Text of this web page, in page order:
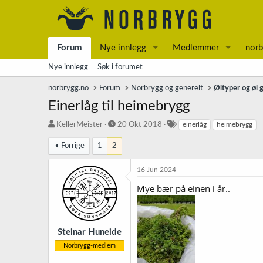
Forum Nye innlegg Medlemmer
Nye innlegg Søk i forumet
norbrygg.no Forum Norbrygg og generelt Øltyper og øl
Einerlåg til heimebrygg
T
å
d
r
KellerMeister
S
r
a
t
20 Okt 2018
r
d
einerlåg heimebrygg
Forrige 1 2
Steinar Huneide
Norbrygg-medlem
16 Jun 2024
Mye bær på einen i år..